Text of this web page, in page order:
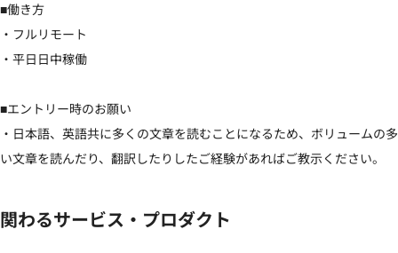
■働き方
・フルリモート
・平日日中稼働
■エントリー時のお願い
・日本語、英語共に多くの文章を読むことになるため、ボリュームの多
い文章を読んだり、翻訳したりしたご経験があればご教示ください。
関わるサービス・プロダクト